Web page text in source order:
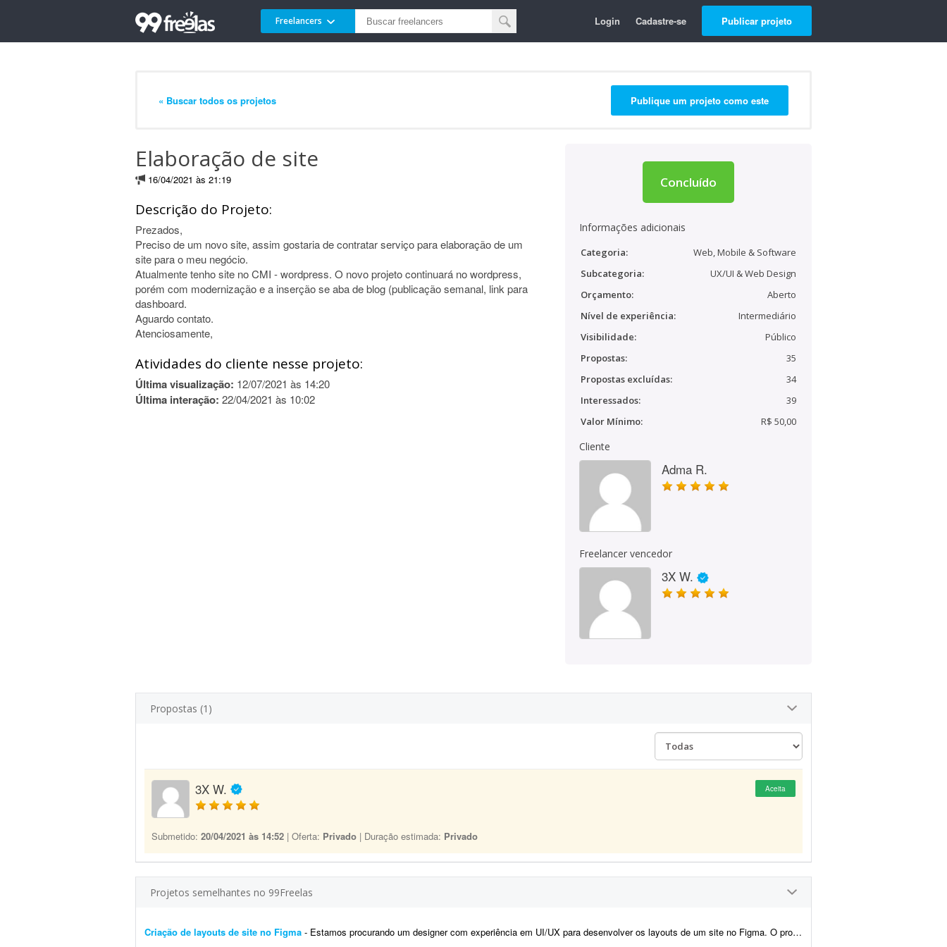
Freelancers Login Cadastre-se Publicar projeto
« Buscar todos os projetos Publique um projeto como este
Elaboração de site
16/04/2021 às 21:19
Descrição do Projeto:
Prezados,
Preciso de um novo site, assim gostaria de contratar serviço para elaboração de um
site para o meu negócio.
Atualmente tenho site no CMI - wordpress. O novo projeto continuará no wordpress,
porém com modernização e a inserção se aba de blog (publicação semanal, link para
dashboard.
Aguardo contato.
Atenciosamente,
Atividades do cliente nesse projeto:
Última visualização: 12/07/2021 às 14:20
Última interação: 22/04/2021 às 10:02
Concluído
Informações adicionais
Categoria:
Web, Mobile & Software
Subcategoria:
UX/UI & Web Design
Orçamento:
Aberto
Nível de experiência:
Intermediário
Visibilidade:
Público
Propostas:
35
Propostas excluídas:
34
Interessados:
39
Valor Mínimo:
R$ 50,00
Cliente
Adma R.
Freelancer vencedor
3X W.
Propostas (1)
3X W. Aceita
Submetido: 20/04/2021 às 14:52 | Oferta: Privado | Duração estimada: Privado
Projetos semelhantes no 99Freelas
Criação de layouts de site no Figma - Estamos procurando um designer com experiência em UI/UX para desenvolver os layouts de um site no Figma. O projeto contempla a criação do layout da página inicial e de p...